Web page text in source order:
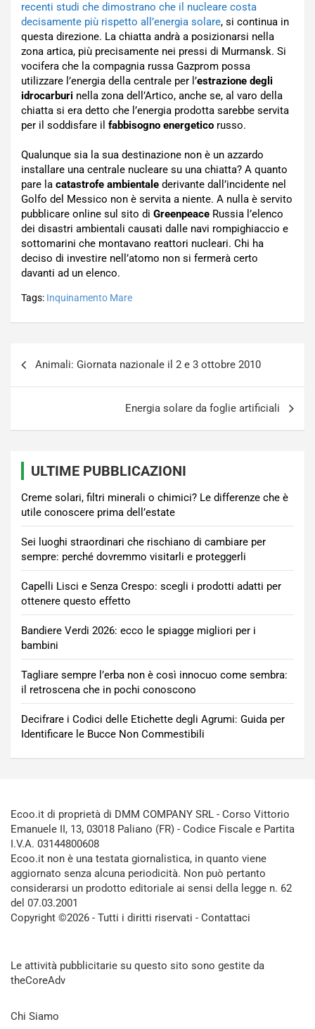
recenti studi che dimostrano che il nucleare costa
decisamente più rispetto all’energia solare, si continua in
questa direzione. La chiatta andrà a posizionarsi nella
zona artica, più precisamente nei pressi di Murmansk. Si
vocifera che la compagnia russa Gazprom possa
utilizzare l’energia della centrale per l’estrazione degli
idrocarburi nella zona dell’Artico, anche se, al varo della
chiatta si era detto che l’energia prodotta sarebbe servita
per il soddisfare il fabbisogno energetico russo.
Qualunque sia la sua destinazione non è un azzardo
installare una centrale nucleare su una chiatta? A quanto
pare la catastrofe ambientale derivante dall’incidente nel
Golfo del Messico non è servita a niente. A nulla è servito
pubblicare online sul sito di Greenpeace Russia l’elenco
dei disastri ambientali causati dalle navi rompighiaccio e
sottomarini che montavano reattori nucleari. Chi ha
deciso di investire nell’atomo non si fermerà certo
davanti ad un elenco.
Tags: Inquinamento Mare
Animali: Giornata nazionale il 2 e 3 ottobre 2010
Energia solare da foglie artificiali
ULTIME PUBBLICAZIONI
Creme solari, filtri minerali o chimici? Le differenze che è
utile conoscere prima dell’estate
Sei luoghi straordinari che rischiano di cambiare per
sempre: perché dovremmo visitarli e proteggerli
Capelli Lisci e Senza Crespo: scegli i prodotti adatti per
ottenere questo effetto
Bandiere Verdi 2026: ecco le spiagge migliori per i
bambini
Tagliare sempre l’erba non è così innocuo come sembra:
il retroscena che in pochi conoscono
Decifrare i Codici delle Etichette degli Agrumi: Guida per
Identificare le Bucce Non Commestibili
Ecoo.it di proprietà di DMM COMPANY SRL - Corso Vittorio
Emanuele II, 13, 03018 Paliano (FR) - Codice Fiscale e Partita
I.V.A. 03144800608
Ecoo.it non è una testata giornalistica, in quanto viene
aggiornato senza alcuna periodicità. Non può pertanto
considerarsi un prodotto editoriale ai sensi della legge n. 62
del 07.03.2001
Copyright ©2026 - Tutti i diritti riservati - Contattaci
Le attività pubblicitarie su questo sito sono gestite da
theCoreAdv
Chi Siamo